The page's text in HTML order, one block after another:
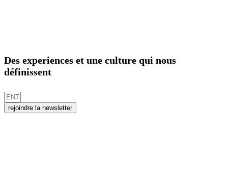
Des experiences et une culture qui nous
définissent
rejoindre la newsletter